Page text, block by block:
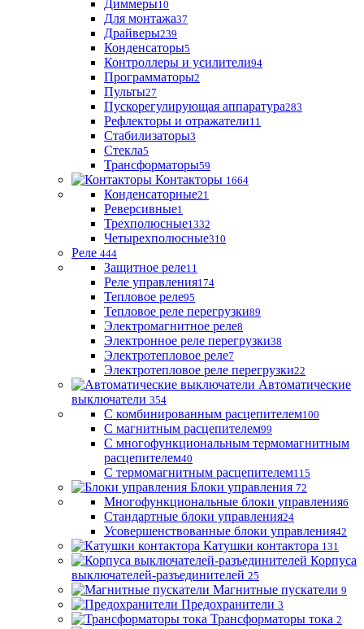
Диммеры10
Для монтажа37
Драйверы239
Конденсаторы5
Контроллеры и усилители94
Программаторы2
Пульты27
Пускорегулирующая аппаратура283
Рефлекторы и отражатели11
Стабилизаторы3
Стекла5
Трансформаторы59
Контакторы 1664
Конденсаторные21
Реверсивные1
Трехполюсные1332
Четырехполюсные310
Реле 444
Защитное реле11
Реле управления174
Тепловое реле95
Тепловое реле перегрузки89
Электромагнитное реле8
Электронное реле перегрузки38
Электротепловое реле7
Электротепловое реле перегрузки22
Автоматические
выключатели 354
С комбинированным расцепителем100
С магнитным расцепителем99
С многофункциональным термомагнитным
расцепителем40
С термомагнитным расцепителем115
Блоки управления 72
Многофункциональные блоки управления6
Стандартные блоки управления24
Усовершенствованные блоки управления42
Катушки контактора 131
Корпуса
выключателей-разъединителей 25
Магнитные пускатели 9
Предохранители 3
Трансформаторы тока 2